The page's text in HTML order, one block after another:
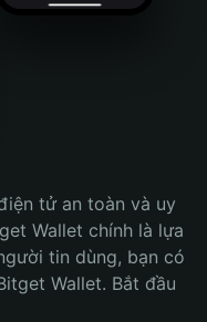
tử an toàn và uy
Wallet chính là lựa
tin dùng, bạn có
Wallet. Bắt đầu